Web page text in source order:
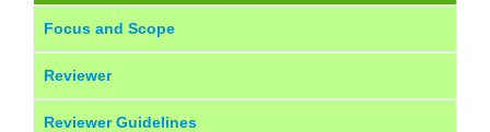
Focus and Scope
Reviewer
Reviewer Guidelines